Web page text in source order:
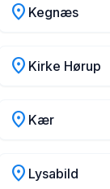
location_on Kegnæs
location_on Kirke Hørup
location_on Kær
location_on Lysabild